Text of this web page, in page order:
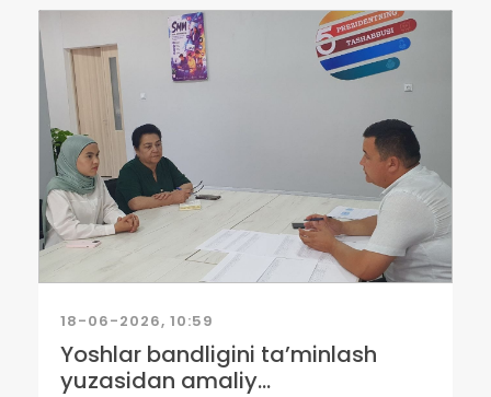
18-06-2026, 10:59
Yoshlar bandligini ta’minlash
yuzasidan amaliy...